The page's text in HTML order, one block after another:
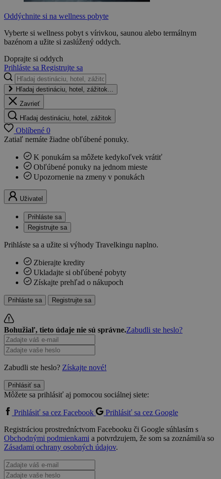
Oddýchnite si na wellness pobyte
Vyberte si wellness pobyt s vírivkou, saunou alebo termálnym
bazénom a užite si zaslúžený oddych.
Doprajte si oddych
Prihláste sa Registrujte sa
Hľadaj destináciu, hotel, zážitok...
Zavrieť
Hľadaj destináciu, hotel, zážitok
Oblíbené 0
Zatiaľ nemáte žiadne obľúbené ponuky.
K ponukám sa môžete kedykoľvek vrátiť
Obľúbené ponuky na jednom mieste
Upozornenie na zmeny v ponukách
Uživatel
Prihláste sa
Registrujte sa
Prihláste sa a užite si výhody Travelkingu naplno.
Zbierajte kredity
Ukladajte si obľúbené pobyty
Získajte prehľad o nákupoch
Prihláste sa Registrujte sa
Bohužiaľ, tieto údaje nie sú správne.Zabudli ste heslo?
Zabudli ste heslo? Získajte nové!
Prihlásiť sa
Môžete sa prihlásiť aj pomocou sociálnej siete:
Prihlásiť sa cez Facebook
Prihlásiť sa cez Google
Registráciou prostredníctvom Facebooku či Google súhlasím s
Obchodnými podmienkami a potvrdzujem, že som sa zoznámil/a so
Zásadami ochrany osobných údajov.